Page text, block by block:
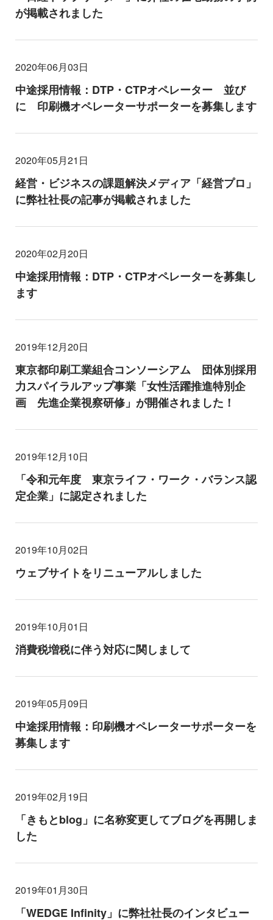
が掲載されました
2020年06月03日
中途採用情報：DTP・CTPオペレーター 並び
に 印刷機オペレーターサポーターを募集します
2020年05月21日
経営・ビジネスの課題解決メディア「経営プロ」
に弊社社長の記事が掲載されました
2020年02月20日
中途採用情報：DTP・CTPオペレーターを募集し
ます
2019年12月20日
東京都印刷工業組合コンソーシアム 団体別採用
力スパイラルアップ事業「女性活躍推進特別企
画 先進企業視察研修」が開催されました！
2019年12月10日
「令和元年度 東京ライフ・ワーク・バランス認
定企業」に認定されました
2019年10月02日
ウェブサイトをリニューアルしました
2019年10月01日
消費税増税に伴う対応に関しまして
2019年05月09日
中途採用情報：印刷機オペレーターサポーターを
募集します
2019年02月19日
「きもとblog」に名称変更してブログを再開しま
した
2019年01月30日
「WEDGE Infinity」に弊社社長のインタビュー